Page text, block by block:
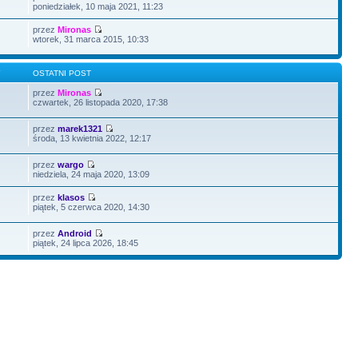
poniedziałek, 10 maja 2021, 11:23
przezMironas
wtorek, 31 marca 2015, 10:33
OSTATNI POST
przezMironas
czwartek, 26 listopada 2020, 17:38
przezmarek1321
środa, 13 kwietnia 2022, 12:17
przezwargo
niedziela, 24 maja 2020, 13:09
przezklasos
piątek, 5 czerwca 2020, 14:30
przezAndroid
piątek, 24 lipca 2026, 18:45